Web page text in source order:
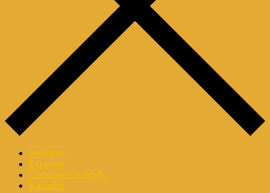
Webinare
Experten
Corporate Channels
Kalender